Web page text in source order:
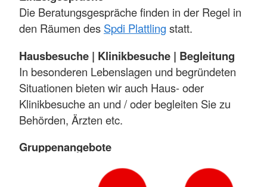
Die Beratungsgespräche finden in der Regel in
den Räumen des Spdi Plattling statt.
Hausbesuche | Klinikbesuche | Begleitung
In besonderen Lebenslagen und begründeten
Situationen bieten wir auch Haus- oder
Klinikbesuche an und / oder begleiten Sie zu
Behörden, Ärzten etc.
Gruppenangebote
können Sie im Sekretariat erfragen.